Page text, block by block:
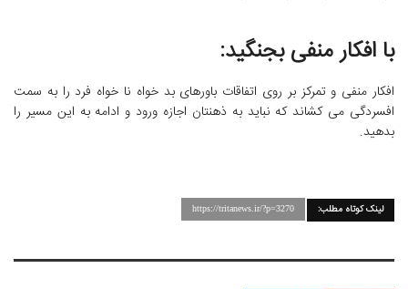
با افکار منفی بجنگید:
افکار منفی و تمرکز بر روی اتفاقات باورهای بد خواه نا خواه فرد را به سمت
افسردگی می کشاند که نباید به ذهنتان اجازه ورود و ادامه به این مسیر را
بدهید.
لینک کوتاه مطلب: https://tritanews.ir/?p=3270